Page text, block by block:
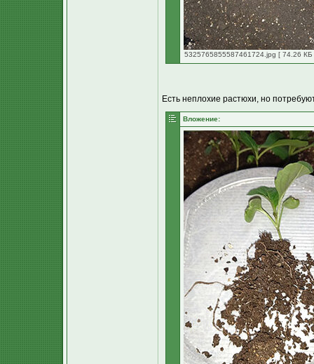
5325765855587461724.jpg [ 74.26
Есть неплохие растюхи, но
Вложение: